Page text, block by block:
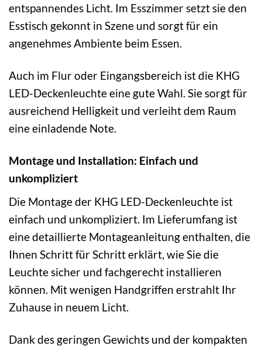
entspannendes Licht. Im Esszimmer setzt sie den
Esstisch gekonnt in Szene und sorgt für ein
angenehmes Ambiente beim Essen.
Auch im Flur oder Eingangsbereich ist die KHG
LED-Deckenleuchte eine gute Wahl. Sie sorgt für
ausreichend Helligkeit und verleiht dem Raum
eine einladende Note.
Montage und Installation: Einfach und
unkompliziert
Die Montage der KHG LED-Deckenleuchte ist
einfach und unkompliziert. Im Lieferumfang ist
eine detaillierte Montageanleitung enthalten, die
Ihnen Schritt für Schritt erklärt, wie Sie die
Leuchte sicher und fachgerecht installieren
können. Mit wenigen Handgriffen erstrahlt Ihr
Zuhause in neuem Licht.
Dank des geringen Gewichts und der kompakten